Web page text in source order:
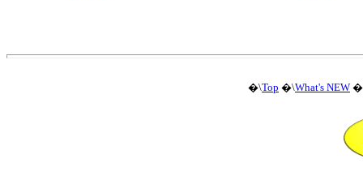
�\Top �\What's NEW